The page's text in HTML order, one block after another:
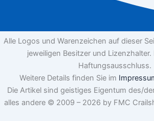
Alle Logos und Warenzeichen auf dieser
jeweiligen Besitzer und
Haftungsausschluss.
Weitere Details finden Sie im
Die Artikel sind geistiges Eigentum des/
alles andere © 2009 – 2026 by FMC